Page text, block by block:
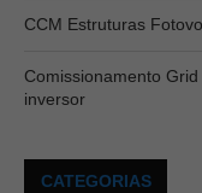
CCM Estruturas
Comissionamento
inversor
CATEGORIAS